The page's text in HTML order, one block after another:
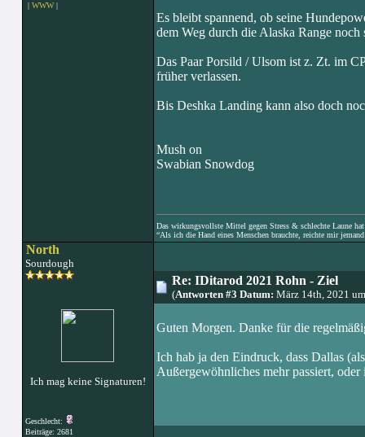
| WWW|
Es bleibt spannend, ob seine
dem Weg durch die Alaska Range noch
Das Paar Porsild / Ulsom ist z. Zt. im
früher verlassen.
Bis Deshka Landing kann also doch
Mush on
Swabian Snowdog
Das wirkungsvollste Mittel gegen Stress & schlechte Laune
“Als ich die Hand eines Menschen brauchte, reichte mir jemand
North
Sourdough
Ich mag keine Signaturen!
Geschlecht:
Beiträge: 2681
Re: IDitarod 2021 Rohn - Ziel
(Antworten #3 Datum: März 14th, 2021
Guten Morgen. Danke für die
Ich hab ja den Eindruck, dass Dallas
Außergewöhnliches mehr passiert, oder